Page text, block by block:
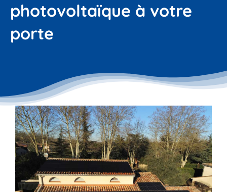
photovoltaïque à votre
porte